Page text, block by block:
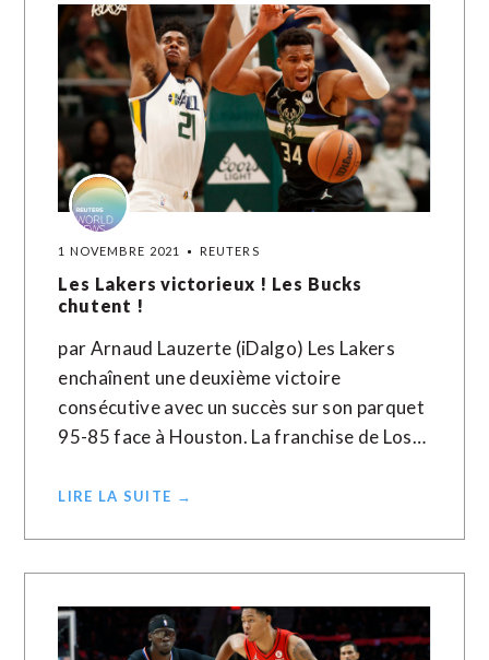
1 NOVEMBRE 2021 REUTERS
Les Lakers victorieux ! Les Bucks
chutent !
par Arnaud Lauzerte (iDalgo) Les Lakers
enchaînent une deuxième victoire
consécutive avec un succès sur son parquet
95-85 face à Houston. La franchise de Los…
LIRE LA SUITE →